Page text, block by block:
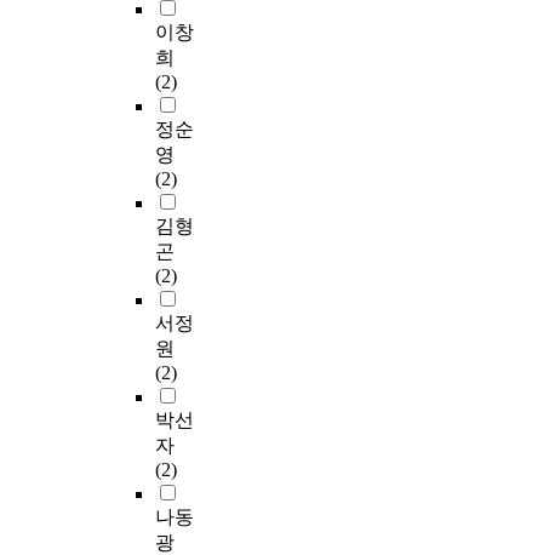
이창
희
(2)
정순
영
(2)
김형
곤
(2)
서정
원
(2)
박선
자
(2)
나동
광